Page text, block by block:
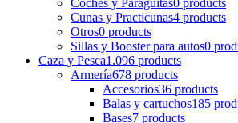
Cunas y Practicunas4 products
Otros0 products
Sillas y Booster para autos0
Caza y Pesca1.096 products
Armería678 products
Accesorios36 products
Balas y cartuchos185
Bases7 products